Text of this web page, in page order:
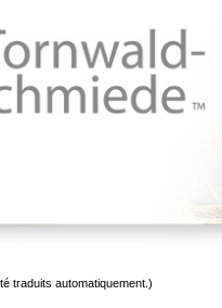
traduits automatiquement.)